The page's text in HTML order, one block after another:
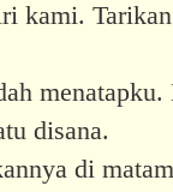
kami.
disana.
di